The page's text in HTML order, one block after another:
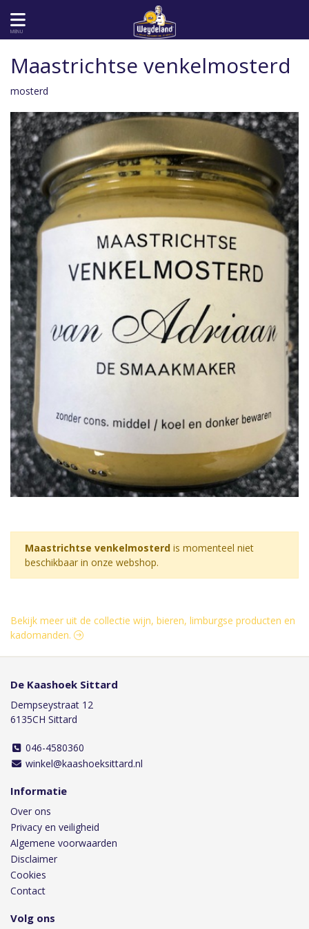
MENU
Maastrichtse venkelmosterd
mosterd
Maastrichtse venkelmosterd is momenteel niet
beschikbaar in onze webshop.
Bekijk meer uit de collectie wijn, bieren, limburgse producten en
kadomanden.
De Kaashoek Sittard
Dempseystraat 12
6135CH Sittard
046-4580360
winkel@kaashoeksittard.nl
Informatie
Over ons
Privacy en veiligheid
Algemene voorwaarden
Disclaimer
Cookies
Contact
Volg ons